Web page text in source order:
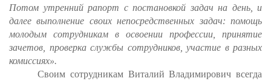
Потом утренний рапорт с постановкой задач на день, и
далее выполнение своих непосредственных задач: помощь
молодым сотрудникам в освоении профессии, принятие
зачетов, проверка службы сотрудников, участие в разных
комиссиях».
Своим сотрудникам Виталий Владимирович всегда